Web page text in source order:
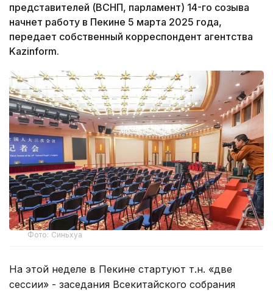
представителей (ВСНП, парламент) 14-го созыва
начнет работу в Пекине 5 марта 2025 года,
передает собственный корреспондент агентства
Kazinform.
Фото: Синьхуа
На этой неделе в Пекине стартуют т.н. «две
сессии» - заседания Всекитайского собрания